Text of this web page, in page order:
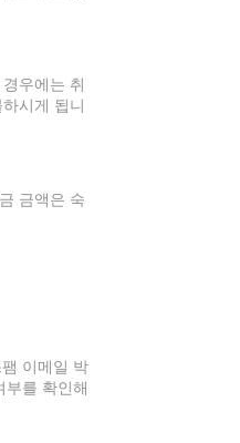
우에는 취
시게 됩니
금액은 숙
이메일 박
를 확인해